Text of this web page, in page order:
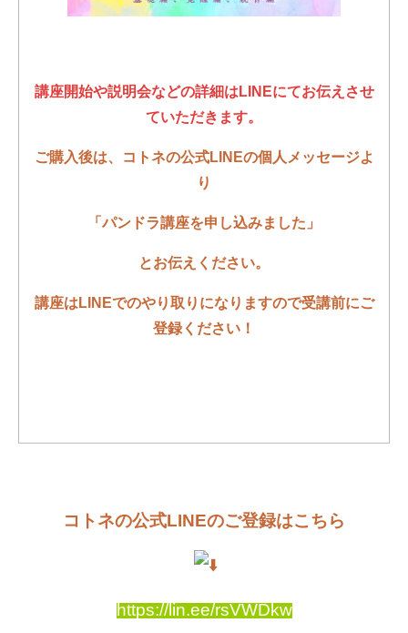
講座開始や説明会などの詳細はLINEにてお伝えさせ
ていただきます。
ご購入後は、コトネの公式LINEの個人メッセージよ
り
「パンドラ講座を申し込みました 」
とお伝えください。
講座はLINEでのやり取りになりますので受講前にご
登録ください！
コトネの公式LINEのご登録はこちら
https://lin.ee/rsVWDkw